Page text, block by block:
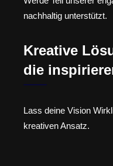
nachhaltig unterstützt.
Kreative
die
Lass deine Vision
kreativen Ansatz.